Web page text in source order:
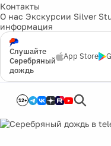
Контакты
О нас Экскурсии Silver
информация
Слушайте
Серебряный
дождь
App Store
12+